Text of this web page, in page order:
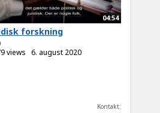
04:54
forskning
views 6. august 2020
Kontakt: